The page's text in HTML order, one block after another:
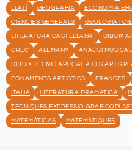
LLATÍ GEOGRAFIA ECONOMIA
CIÈNCIES GENERALS GEOLOGIA I
LITERATURA CASTELLANA DIBUIX
GREC ALEMANY ANÀLISI MUSICAL
DIBUIX TÈCNIC APLICAT A LES ARTS
FONAMENTS ARTÍSTICS FRANCÈS
ITALIÀ LITERATURA DRAMÀTICA
TÈCNIQUES EXPRESSIÓ
MATEMÁTICAS MATEMÀTIQUES